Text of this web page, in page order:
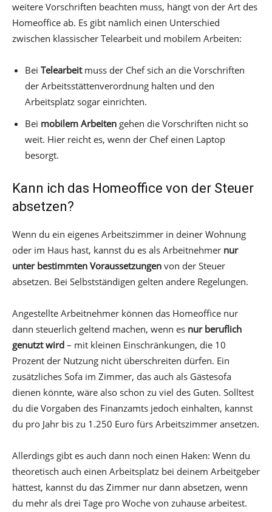
weitere Vorschriften beachten muss, hängt von der Art des
Homeoffice ab. Es gibt nämlich einen Unterschied
zwischen klassischer Telearbeit und mobilem Arbeiten:
Bei Telearbeitmuss der Chef sich an die Vorschriften
der Arbeitsstättenverordnung halten und den
Arbeitsplatz sogar einrichten.
Bei mobilem Arbeiten gehen die Vorschriften nicht so
weit. Hier reicht es, wenn der Chef einen Laptop
besorgt.
Kann ich das Homeoffice von der Steuer
absetzen?
Wenn du ein eigenes Arbeitszimmer in deiner Wohnung
oder im Haus hast, kannst du es als Arbeitnehmer nur
unter bestimmten Voraussetzungen von der Steuer
absetzen. Bei Selbstständigen gelten andere Regelungen.
Angestellte Arbeitnehmer können das Homeoffice nur
dann steuerlich geltend machen, wenn es nur beruflich
genutzt wird – mit kleinen Einschränkungen, die 10
Prozent der Nutzung nicht überschreiten dürfen. Ein
zusätzliches Sofa im Zimmer, das auch als Gästesofa
dienen könnte, wäre also schon zu viel des Guten. Solltest
du die Vorgaben des Finanzamts jedoch einhalten, kannst
du pro Jahr bis zu 1.250 Euro fürs Arbeitszimmer ansetzen.
Allerdings gibt es auch dann noch einen Haken: Wenn du
theoretisch auch einen Arbeitsplatz bei deinem Arbeitgeber
hättest, kannst du das Zimmer nur dann absetzen, wenn
du mehr als drei Tage pro Woche von zuhause arbeitest.